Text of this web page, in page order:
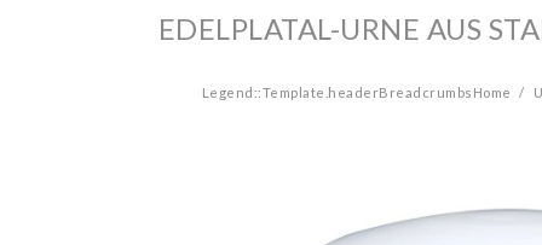
EDELPLATAL-URNE AUS
Legend::Template.headerBreadcrumbsHome